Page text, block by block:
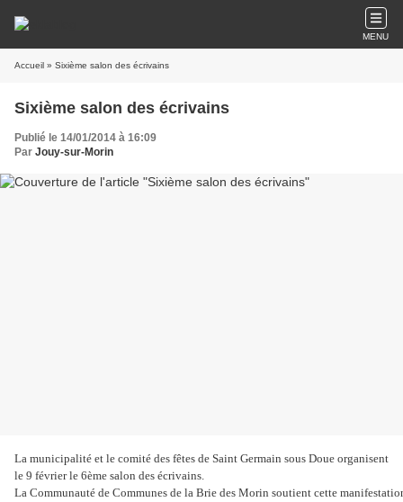
MENU
Accueil » Sixième salon des écrivains
Sixième salon des écrivains
Publié le 14/01/2014 à 16:09
Par Jouy-sur-Morin
La municipalité et le comité des fêtes de Saint Germain sous Doue organisent
le 9 février le 6ème salon des écrivains.
La Communauté de Communes de la Brie des Morin soutient cette